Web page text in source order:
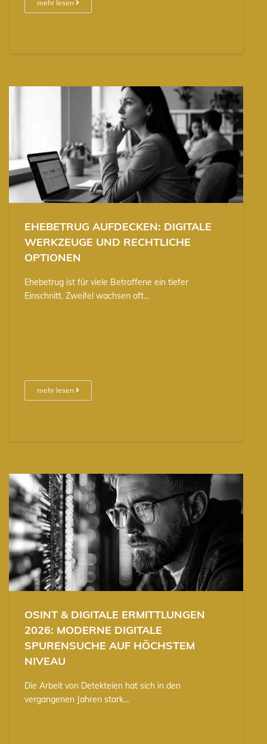
mehr lesen
EHEBETRUG AUFDECKEN: DIGITALE
WERKZEUGE UND RECHTLICHE
OPTIONEN
Ehebetrug ist für viele Betroffene ein tiefer
Einschnitt. Zweifel wachsen oft…
mehr lesen
OSINT & DIGITALE ERMITTLUNGEN
2026: MODERNE DIGITALE
SPURENSUCHE AUF HÖCHSTEM
NIVEAU
Die Arbeit von Detekteien hat sich in den
vergangenen Jahren stark…